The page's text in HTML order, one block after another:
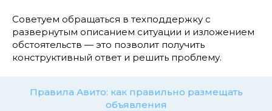
Советуем обращаться в техподдержку с
развернутым описанием ситуации и изложением
обстоятельств — это позволит получить
конструктивный ответ и решить проблему.
Правила Авито: как правильно размещать
объявления